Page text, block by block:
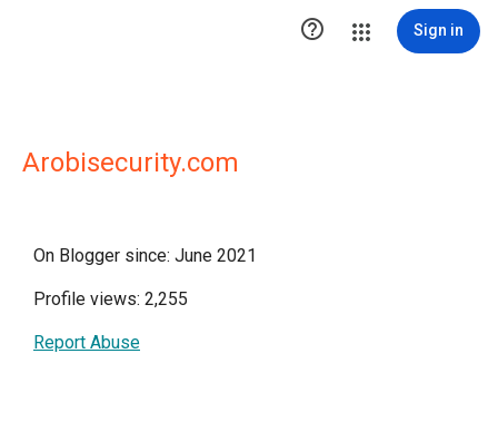
 Sign in
Arobisecurity.com
On Blogger since: June 2021
Profile views: 2,255
Report Abuse